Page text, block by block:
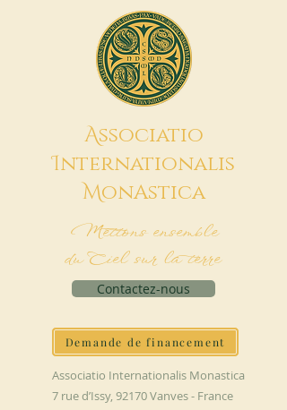
Associatio
Internationalis
MonAstica
Mettons ensemble
du Ciel sur la terre
Contactez-nous
Demande de financement
Associatio Internationalis Monastica
7 rue d’Issy, 92170 Vanves - France